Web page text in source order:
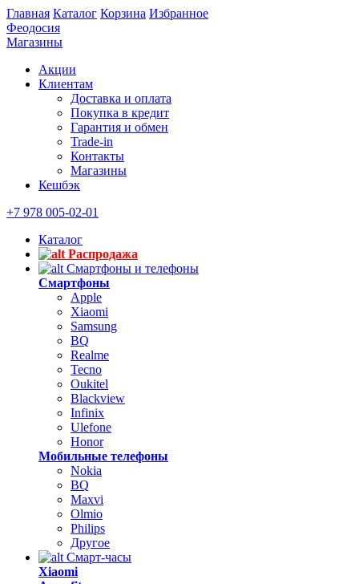
Главная Каталог Корзина Избранное
Феодосия
Магазины
Акции
Клиентам
Доставка и оплата
Покупка в кредит
Гарантия и обмен
Trade-in
Контакты
Магазины
Кешбэк
+7 978 005-02-01
Каталог
Распродажа
Смартфоны и телефоны
Смартфоны
Apple
Xiaomi
Samsung
BQ
Realme
Tecno
Oukitel
Blackview
Infinix
Ulefone
Honor
Мобильные телефоны
Nokia
BQ
Maxvi
Olmio
Philips
Другое
Смарт-часы
Xiaomi